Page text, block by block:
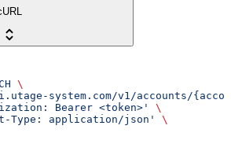
\
system.com/v1/accounts/
Bearer <token>'
\
Type: application/json'
\